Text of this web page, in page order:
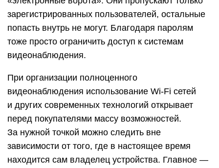
зарегистрированных пользователей, остальные
попасть внутрь не могут. Благодаря паролям
тоже просто ограничить доступ к системам
видеонаблюдения.
При организации полноценного
видеонаблюдения использование Wi-Fi сетей
и других современных технологий открывает
перед покупателями массу возможностей.
За нужной точкой можно следить вне
зависимости от того, где в настоящее время
находится сам владелец устройства. Главное —